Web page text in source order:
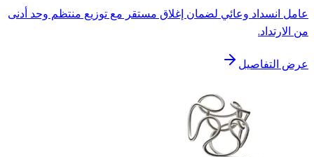
عامل انسداد وعائي لضمان إغلاق مستقر مع توزيع منتظم وحد أدنى
من الارتداد.
عرض التفاصيل